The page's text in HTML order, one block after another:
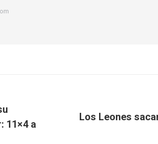
11×4 a
Next
Los Leones